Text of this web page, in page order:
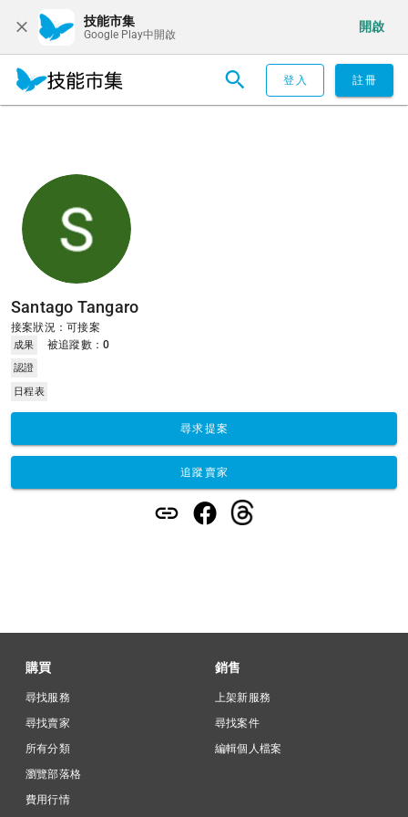
技能市集
Google Play中開啟
開啟
登入 註冊
Santago Tangaro
接案狀況：可接案
成果 被追蹤數：0
認證
日程表
尋求提案
追蹤賣家
購買
尋找服務
尋找賣家
所有分類
瀏覽部落格
費用行情
銷售
上架新服務
尋找案件
編輯個人檔案